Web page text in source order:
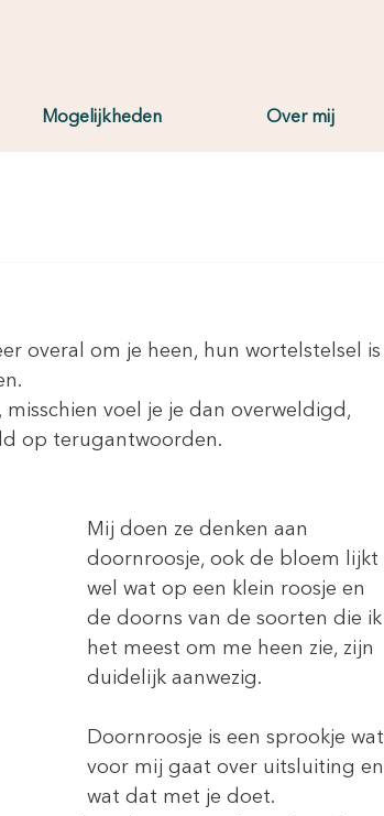
Mogelijkheden Over mij
overal om je heen, hun wortelstelsel is
voel je je dan overweldigd,
op terugantwoorden.
Mij doen ze denken aan
doornroosje, ook de bloem lijkt
wel wat op een klein roosje en
de doorns van de soorten die ik
het meest om me heen zie, zijn
duidelijk aanwezig.
Doornroosje is een sprookje wat
voor mij gaat over uitsluiting en
wat dat met je doet.